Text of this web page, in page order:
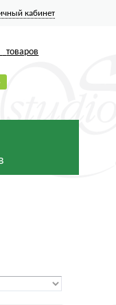
кабинет
товаров